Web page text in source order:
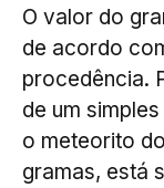
O valor do
de acordo
procedência.
de um
o meteorito
gramas, está